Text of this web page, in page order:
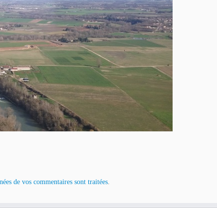
de vos commentaires sont traitées.